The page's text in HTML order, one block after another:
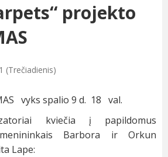
projekto
(Trečiadienis)
vyks spalio 9 d. 18 val.
kviečia į papildomus
Barbora ir Orkun
Lape: